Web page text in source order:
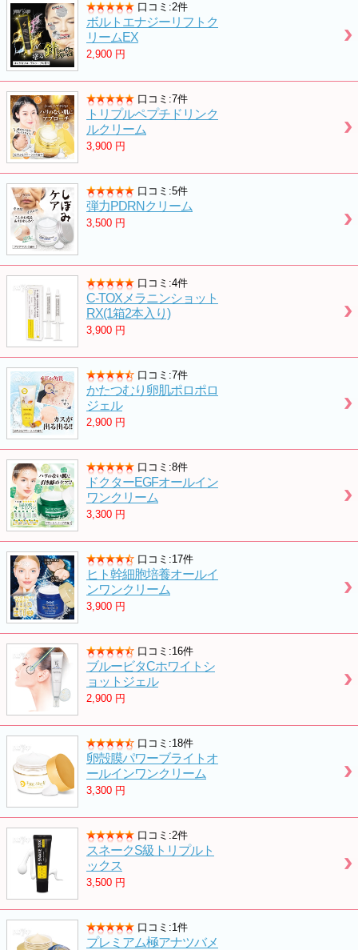
口コミ:2件
ボルトエナジーリフトク
リームEX
2,900 円
口コミ:7件
トリプルペプチドリンク
ルクリーム
3,900 円
口コミ:5件
弾力PDRNクリーム
3,500 円
口コミ:4件
C-TOXメラニンショット
RX(1箱2本入り)
3,900 円
口コミ:7件
かたつむり卵肌ポロポロ
ジェル
2,900 円
口コミ:8件
ドクターEGFオールイン
ワンクリーム
3,300 円
口コミ:17件
ヒト幹細胞培養オールイ
ンワンクリーム
3,900 円
口コミ:16件
ブルービタCホワイトシ
ョットジェル
2,900 円
口コミ:18件
卵殻膜パワーブライトオ
ールインワンクリーム
3,300 円
口コミ:2件
スネークS級トリプルト
ックス
3,500 円
口コミ:1件
プレミアム極アナツバメ